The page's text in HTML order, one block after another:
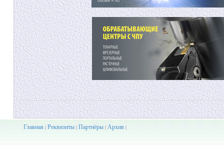
Главная| Реквизиты| Партнёры| Архив|